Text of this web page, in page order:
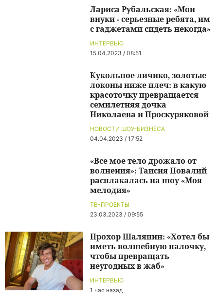
ИНТЕРВЬЮ
15.04.2023 / 08:51
Лариса Рубальская: «Мои
внуки - серьезные ребята, им
с гаджетами сидеть некогда»
НОВОСТИ ШОУ-БИЗНЕСА
04.04.2023 / 17:52
Кукольное личико, золотые
локоны ниже плеч: в какую
красоточку превращается
семилетняя дочка
Николаева и Проскуряковой
ТВ-ПРОЕКТЫ
23.03.2023 / 09:55
«Все мое тело дрожало от
волнения»: Таисия Повалий
расплакалась на шоу «Моя
мелодия»
ИНТЕРВЬЮ
1 час назад
Прохор Шаляпин: «Хотел бы
иметь волшебную палочку,
чтобы превращать
неугодных в жаб»